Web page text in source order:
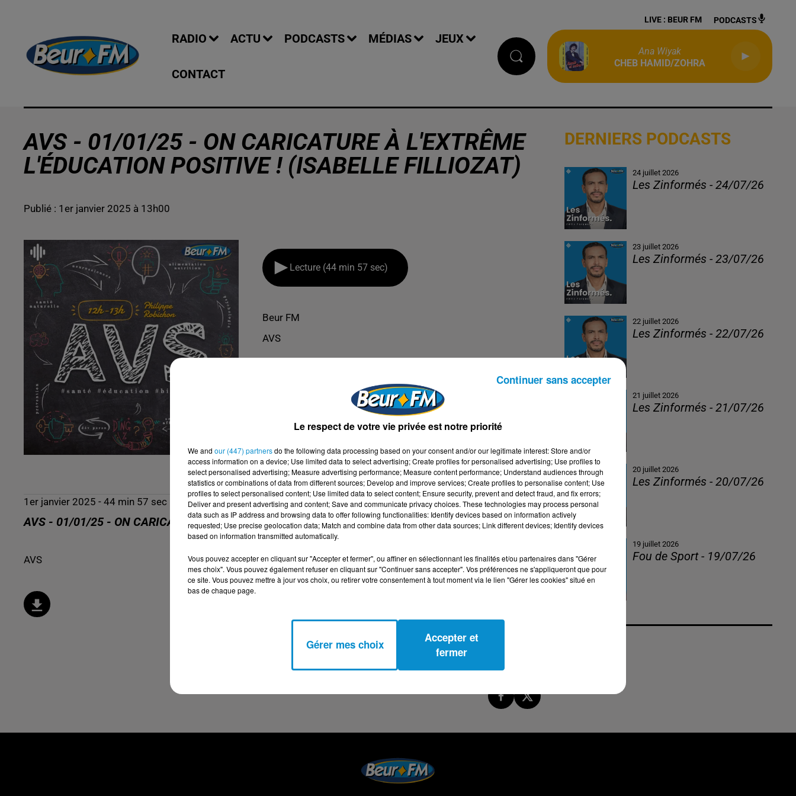
RADIO ACTU PODCASTS MÉDIAS JEUX
CONTACT
LIVE : BEUR FM PODCASTS
Ana Wiyak
CHEB HAMID/ZOHRA
AVS - 01/01/25 - ON CARICATURE À L'EXTRÊME
L'ÉDUCATION POSITIVE ! (ISABELLE FILLIOZAT)
Publié : 1er janvier 2025 à 13h00
Lecture (44 min 57 sec)
Beur FM
AVS
1er janvier 2025 - 44 min 57 sec
AVS - 01/01/25 - ON CARICATURE À L'EXTRÊME L'ÉDUCATION POSITIVE ! (ISABELLE FILLIOZAT)
AVS
DERNIERS PODCASTS
24 juillet 2026
Les Zinformés - 24/07/26
23 juillet 2026
Les Zinformés - 23/07/26
22 juillet 2026
Les Zinformés - 22/07/26
21 juillet 2026
Les Zinformés - 21/07/26
20 juillet 2026
Les Zinformés - 20/07/26
19 juillet 2026
Fou de Sport - 19/07/26
Le respect de votre vie privée est notre priorité
We and our (447) partnersdo the following data processing based on your consent and/or our legitimate interest: Store and/or
access information on a device; Use limited data to select advertising; Create profiles for personalised advertising; Use profiles to
select personalised advertising; Measure advertising performance; Measure content performance; Understand audiences through
statistics or combinations of data from different sources; Develop and improve services; Create profiles to personalise content; Use
profiles to select personalised content; Use limited data to select content; Ensure security, prevent and detect fraud, and fix errors;
Deliver and present advertising and content; Save and communicate privacy choices. These technologies may process personal
data such as IP address and browsing data to offer following functionalities: Identify devices based on information actively
requested; Use precise geolocation data; Match and combine data from other data sources; Link different devices; Identify devices
based on information transmitted automatically.
Vous pouvez accepter en cliquant sur "Accepter et fermer", ou affiner en sélectionnant les finalités et/ou partenaires dans "Gérer
mes choix". Vous pouvez également refuser en cliquant sur "Continuer sans accepter". Vos préférences ne s'appliqueront que pour
ce site. Vous pouvez mettre à jour vos choix, ou retirer votre consentement à tout moment via le lien "Gérer les cookies" situé en
bas de chaque page.
Gérer mes choix
Accepter et
fermer
Continuer sans accepter